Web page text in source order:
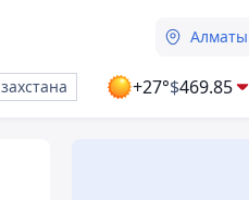
Алматы
+27°$469.85